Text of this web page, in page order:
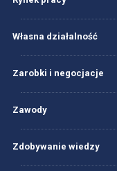
Własna działalność
Zarobki i negocjacje
Zawody
Zdobywanie wiedzy